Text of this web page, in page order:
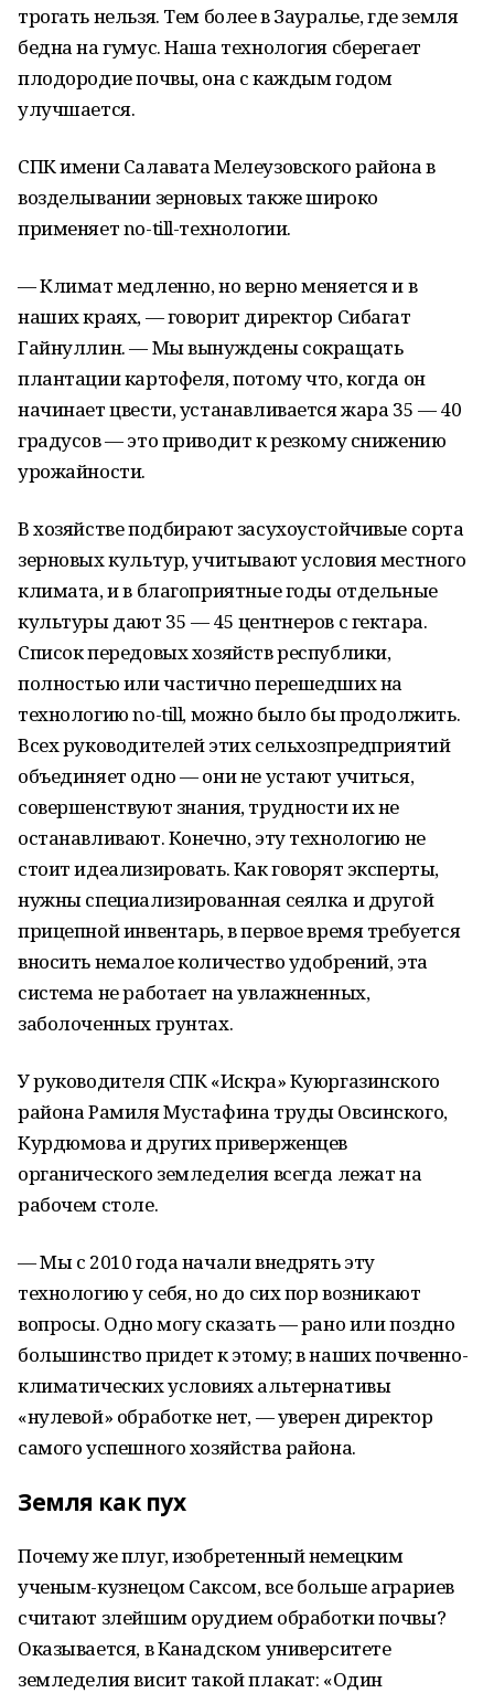
трогать нельзя. Тем более в Зауралье, где земля
бедна на гумус. Наша технология сберегает
плодородие почвы, она с каждым годом
улучшается.
СПК имени Салавата Мелеузовского района в
возделывании зерновых также широко
применяет no-till-технологии.
— Климат медленно, но верно меняется и в
наших краях, — говорит директор Сибагат
Гайнуллин. — Мы вынуждены сокращать
плантации картофеля, потому что, когда он
начинает цвести, устанавливается жара 35 — 40
градусов — это приводит к резкому снижению
урожайности.
В хозяйстве подбирают засухоустойчивые сорта
зерновых культур, учитывают условия местного
климата, и в благоприятные годы отдельные
культуры дают 35 — 45 центнеров с гектара.
Список передовых хозяйств республики,
полностью или частично перешедших на
технологию no-till, можно было бы продолжить.
Всех руководителей этих сельхозпредприятий
объединяет одно — они не устают учиться,
совершенствуют знания, трудности их не
останавливают. Конечно, эту технологию не
стоит идеализировать. Как говорят эксперты,
нужны специализированная сеялка и другой
прицепной инвентарь, в первое время требуется
вносить немалое количество удобрений, эта
система не работает на увлажненных,
заболоченных грунтах.
У руководителя СПК «Искра» Куюргазинского
района Рамиля Мустафина труды Овсинского,
Курдюмова и других приверженцев
органического земледелия всегда лежат на
рабочем столе.
— Мы с 2010 года начали внедрять эту
технологию у себя, но до сих пор возникают
вопросы. Одно могу сказать — рано или поздно
большинство придет к этому; в наших почвенно-
климатических условиях альтернативы
«нулевой» обработке нет, — уверен директор
самого успешного хозяйства района.
Земля как пух
Почему же плуг, изобретенный немецким
ученым-кузнецом Саксом, все больше аграриев
считают злейшим орудием обработки почвы?
Оказывается, в Канадском университете
земледелия висит такой плакат: «Один